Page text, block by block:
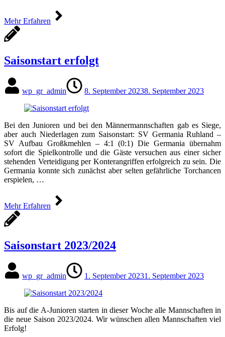
Mehr Erfahren
Saisonstart erfolgt
wp_gr_admin 8. September 20238. September 2023
Bei den Junioren und bei den Männermannschaften gab es Siege,
aber auch Niederlagen zum Saisonstart: SV Germania Ruhland –
SV Aufbau Großkmehlen – 4:1 (0:1) Die Germania übernahm
sofort die Spielkontrolle und die Gäste versuchen aus einer sicher
stehenden Verteidigung per Konterangriffen erfolgreich zu sein. Die
Germania konnte sich zunächst aber selten gefährliche Torchancen
erspielen, …
Mehr Erfahren
Saisonstart 2023/2024
wp_gr_admin 1. September 20231. September 2023
Bis auf die A-Junioren starten in dieser Woche alle Mannschaften in
die neue Saison 2023/2024. Wir wünschen allen Mannschaften viel
Erfolg!